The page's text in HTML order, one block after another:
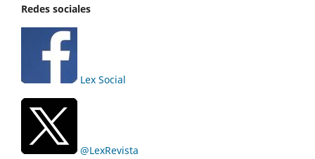
Redes sociales
Lex Social
@LexRevista